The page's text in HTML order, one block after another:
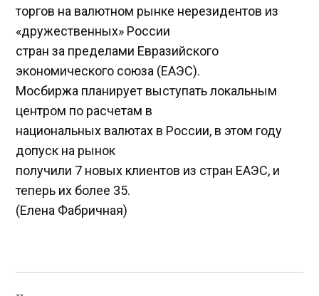
торгов на валютном рынке нерезидентов из
«дружественных» России
стран за пределами Евразийского
экономического союза (ЕАЭС).
Мосбиржа планирует выступать локальным
центром по расчетам в
национальных валютах в России, в этом году
допуск на рынок
получили 7 новых клиентов из стран ЕАЭС, и
теперь их более 35.
(Елена Фабричная)